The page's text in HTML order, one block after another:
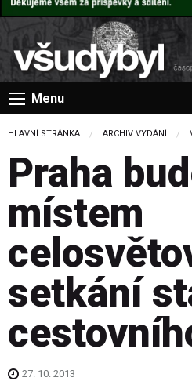
Menu
HLAVNÍ STRÁNKA ARCHIV VYDÁNÍ
Praha
místem
setkání
27. 10. 2013